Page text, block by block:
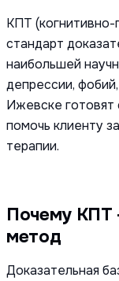
КПТ (когнитивно-
стандарт
наибольшей
депрессии,
Ижевске готовят
помочь клиенту
терапии.
Почему КПТ – самый востребованный
метод
Доказательная